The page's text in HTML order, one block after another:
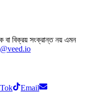
বা বিক্রয় সংক্রান্ত নয় এমন
Email